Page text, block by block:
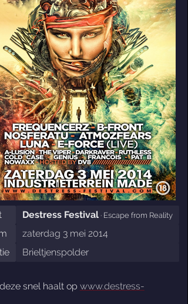
Destress Festival· Escape from Reality
zaterdag 3 mei 2014
Brieltjenspolder
snel haalt op www.destress-